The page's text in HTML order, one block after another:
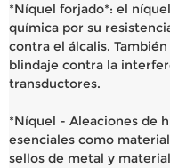
*Níquel forjado*: el
química por su
contra el álcalis.
blindaje contra la
transductores.
*Níquel - Aleaciones de
esenciales como
sellos de metal y